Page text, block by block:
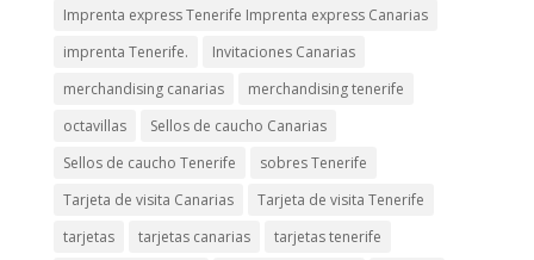
Imprenta express Tenerife Imprenta express Canarias
imprenta Tenerife.
Invitaciones Canarias
merchandising canarias
merchandising tenerife
octavillas
Sellos de caucho Canarias
Sellos de caucho Tenerife
sobres Tenerife
Tarjeta de visita Canarias
Tarjeta de visita Tenerife
tarjetas
tarjetas canarias
tarjetas tenerife